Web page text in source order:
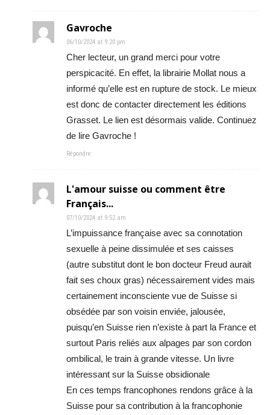
Gavroche
06/10/2024 at 9:20 pm
Cher lecteur, un grand merci pour votre
perspicacité. En effet, la librairie Mollat nous a
informé qu’elle est en rupture de stock. Le mieux
est donc de contacter directement les éditions
Grasset. Le lien est désormais valide. Continuez
de lire Gavroche !
Répondre
L'amour suisse ou comment être
Français...
07/10/2024 at 9:52 am
L’impuissance française avec sa connotation
sexuelle à peine dissimulée et ses caisses
(autre substitut dont le bon docteur Freud aurait
fait ses choux gras) nécessairement vides mais
certainement inconsciente vue de Suisse si
obsédée par son voisin enviée, jalousée,
puisqu’en Suisse rien n’existe à part la France et
surtout Paris reliés aux alpages par son cordon
ombilical, le train à grande vitesse. Un livre
intéressant sur la Suisse obsidionale
En ces temps francophones rendons grâce à la
Suisse pour sa contribution à la francophonie